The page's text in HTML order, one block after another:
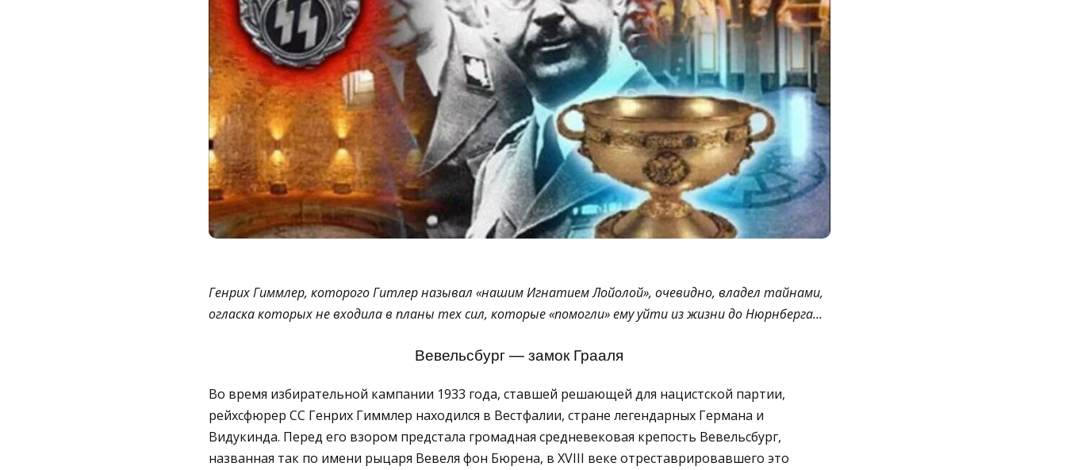
Генрих Гиммлер, которого Гитлер называл «нашим Игнатием Лойолой», очевидно, владел тайнами,
огласка которых не входила в планы тех сил, которые «помогли» ему уйти из жизни до Нюрнберга…
Вевельсбург — замок Грааля
Во время избирательной кампании 1933 года, ставшей решающей для нацистской партии,
рейхсфюрер СС Генрих Гиммлер находился в Вестфалии, стране легендарных Германа и
Видукинда. Перед его взором предстала громадная средневековая крепость Вевельсбург,
названная так по имени рыцаря Вевеля фон Бюрена, в XVIII веке отреставрировавшего это